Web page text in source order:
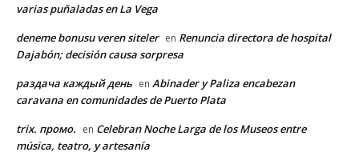
varias puñaladas en La Vega
deneme bonusu veren siteler en Renuncia directora de hospital
Dajabón; decisión causa sorpresa
раздача каждый день en Abinader y Paliza encabezan
caravana en comunidades de Puerto Plata
trix. промо. en Celebran Noche Larga de los Museos entre
música, teatro, y artesanía